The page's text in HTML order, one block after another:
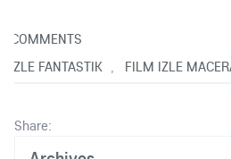
COMMENTS
IZLE FANTASTIK
FILM IZLE
Share: